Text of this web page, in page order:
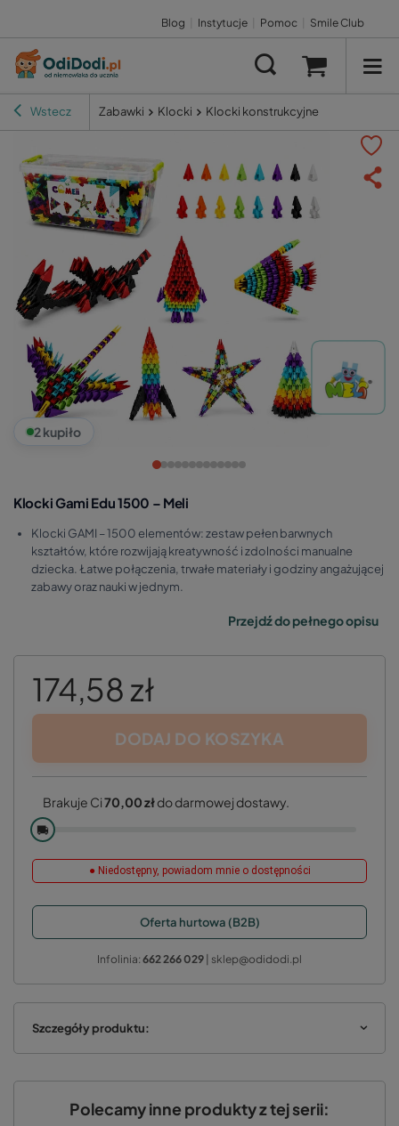
Blog Instytucje Pomoc Smile Club
Wstecz Zabawki Klocki Klocki konstrukcyjne
2 kupiło
Klocki Gami Edu 1500 – Meli
Klocki GAMI – 1500 elementów: zestaw pełen barwnych
kształtów, które rozwijają kreatywność i zdolności manualne
dziecka. Łatwe połączenia, trwałe materiały i godziny angażującej
zabawy oraz nauki w jednym.
Przejdź do pełnego opisu
174,58 zł
DODAJ DO KOSZYKA
Brakuje Ci70,00 złdo darmowej dostawy.
🚚
● Niedostępny, powiadom mnie o dostępności
Oferta hurtowa (B2B)
Infolinia: 662 266 029 | sklep@odidodi.pl
Szczegóły produktu:
Polecamy inne produkty z tej serii: